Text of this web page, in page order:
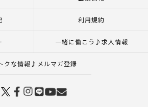
利用規約
一緒に働こう♪求人情報
クな情報♪メルマガ登録